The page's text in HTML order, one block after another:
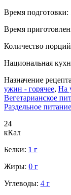
Время подготовки:
Время
Количество
Национальная
Назначение
ужин - горячее, На
Вегетарианское
Раздельное питание
24
кКал
Белки: 1 г
Жиры: 0 г
Углеводы: 4 г